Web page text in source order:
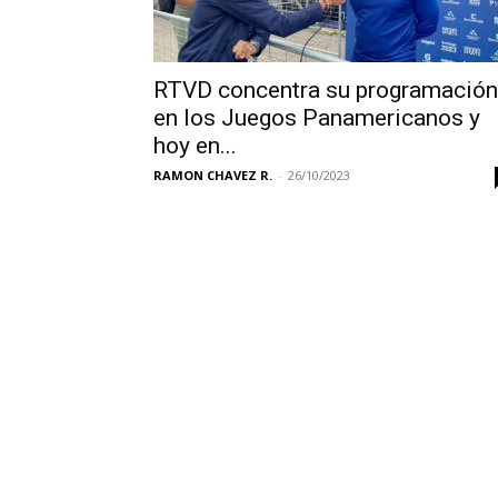
RTVD concentra su programación
en los Juegos Panamericanos y
hoy en...
RAMON CHAVEZ R. - 26/10/2023